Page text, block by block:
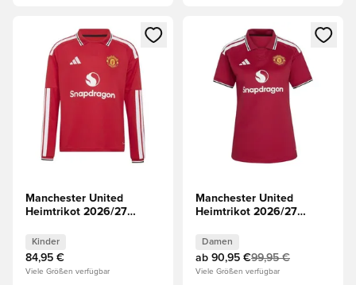
Öffnet ein neues Fenster zum Anmelden oder Registrieren
Manchester United
Heimtrikot 2026/27
Oberteile
Kinder
84,95 €
Viele Größen verfügbar
Öffnet ein neues Fenster
Manchester United
Heimtrikot 2026/27
Damen
ab 90,95 €99,95 €
Viele Größen verfügbar